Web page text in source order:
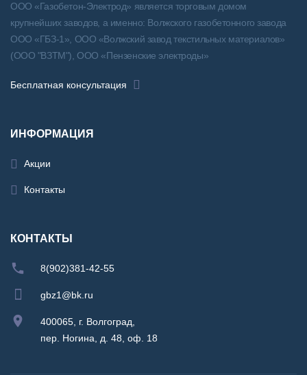
ООО «Газобетон-Электрод» является торговым домом
крупнейших заводов, а именно: Волжского газобетонного завода
ООО «ГБЗ-1», ООО «Волжский завод текстильных материалов»
(ООО "ВЗТМ"), ООО «Пензенские электроды»
Бесплатная консультация
ИНФОРМАЦИЯ
Акции
Контакты
КОНТАКТЫ
8(902)381-42-55
gbz1@bk.ru
400065, г. Волгоград,
пер. Ногина, д. 48, оф. 18